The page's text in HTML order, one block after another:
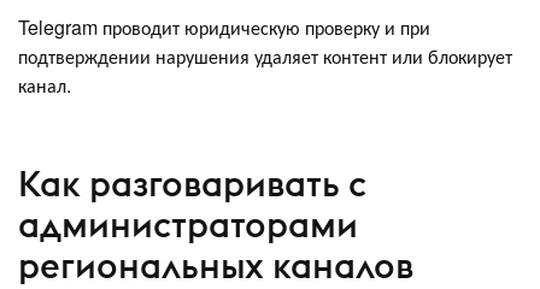
Telegram проводит юридическую проверку и при
подтверждении нарушения удаляет контент или блокирует
канал.
Как разговаривать с
администраторами
региональных каналов